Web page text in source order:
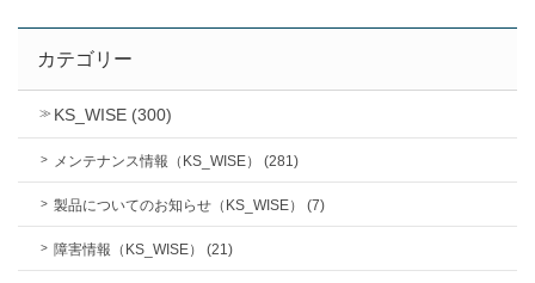
カテゴリー
KS_WISE (300)
メンテナンス情報（KS_WISE） (281)
製品についてのお知らせ（KS_WISE） (7)
障害情報（KS_WISE） (21)